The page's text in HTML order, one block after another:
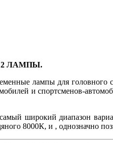
ЛАМПЫ.
лампы для головного
и спортсменов-
широкий диапазон
8000К, и , однозначно